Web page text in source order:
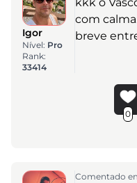
Igor
Nível: Pro
Rank:
33414
com
breve
0
Comentado